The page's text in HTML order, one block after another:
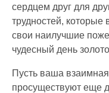
сердцем друг для
трудностей,
свои наилучшие
чудесный день
Пусть ваша
просуществуют еще